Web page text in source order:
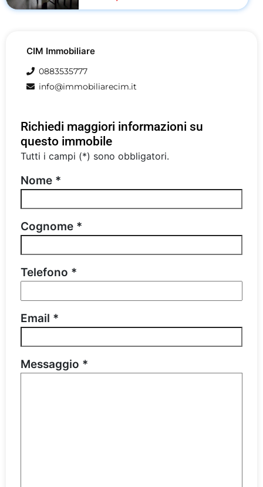
CIM Immobiliare
0883535777
info@immobiliarecim.it
Richiedi maggiori informazioni su
questo immobile
Tutti i campi (*) sono obbligatori.
Nome *
Cognome *
Telefono *
Email *
Messaggio *